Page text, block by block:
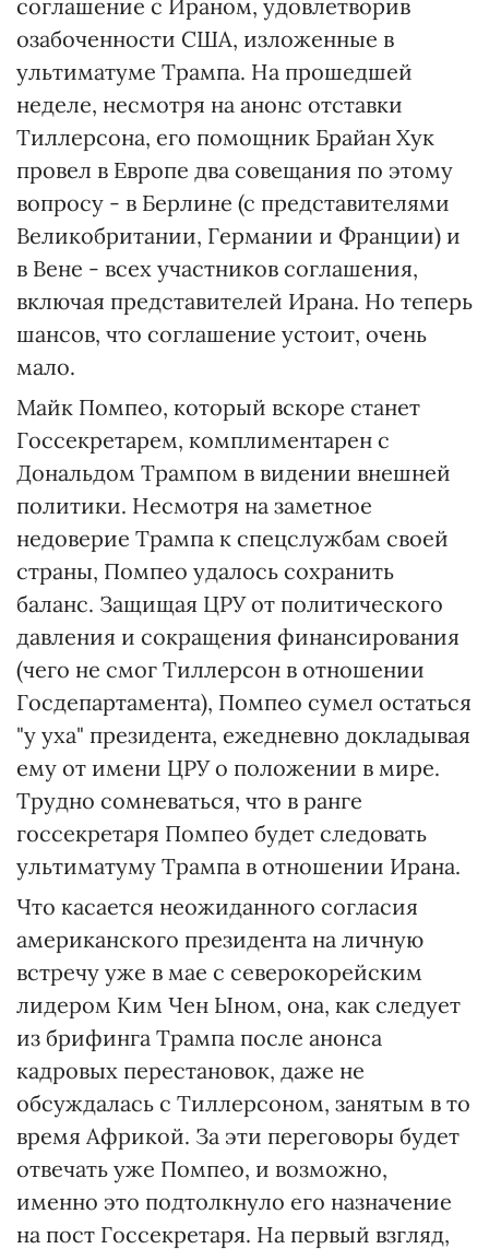
соглашение с Ираном, удовлетворив
озабоченности США, изложенные в
ультиматуме Трампа. На прошедшей
неделе, несмотря на анонс отставки
Тиллерсона, его помощник Брайан Хук
провел в Европе два совещания по этому
вопросу - в Берлине (с представителями
Великобритании, Германии и Франции) и
в Вене - всех участников соглашения,
включая представителей Ирана. Но теперь
шансов, что соглашение устоит, очень
мало.
Майк Помпео, который вскоре станет
Госсекретарем, комплиментарен с
Дональдом Трампом в видении внешней
политики. Несмотря на заметное
недоверие Трампа к спецслужбам своей
страны, Помпео удалось сохранить
баланс. Защищая ЦРУ от политического
давления и сокращения финансирования
(чего не смог Тиллерсон в отношении
Госдепартамента), Помпео сумел остаться
"у уха" президента, ежедневно докладывая
ему от имени ЦРУ о положении в мире.
Трудно сомневаться, что в ранге
госсекретаря Помпео будет следовать
ультиматуму Трампа в отношении Ирана.
Что касается неожиданного согласия
американского президента на личную
встречу уже в мае с северокорейским
лидером Ким Чен Ыном, она, как следует
из брифинга Трампа после анонса
кадровых перестановок, даже не
обсуждалась с Тиллерсоном, занятым в то
время Африкой. За эти переговоры будет
отвечать уже Помпео, и возможно,
именно это подтолкнуло его назначение
на пост Госсекретаря. На первый взгляд,